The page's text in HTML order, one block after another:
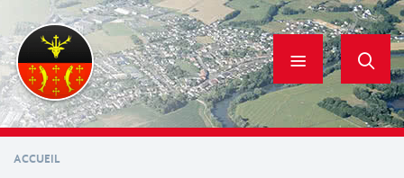
contenu
principal
ACCUEIL